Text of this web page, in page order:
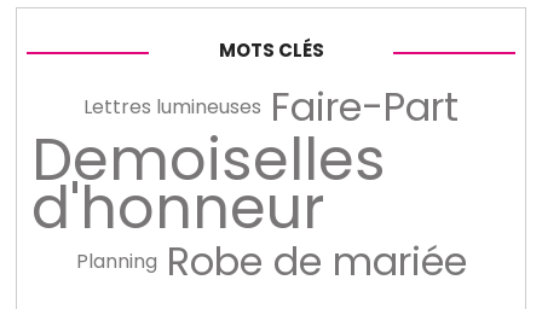
MOTS CLÉS
Lettres lumineuses Faire-Part
Demoiselles
d'honneur
Planning Robe de mariée